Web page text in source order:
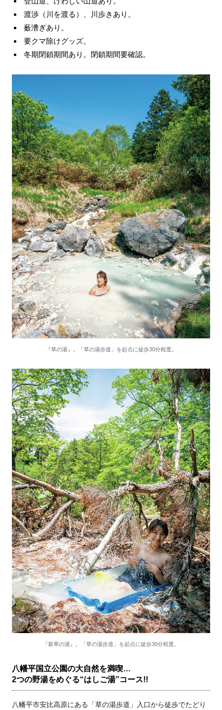
渡渉（川を渡る）、川歩きあり。
薮漕ぎあり。
要クマ除けグッズ。
冬期閉鎖期間あり。閉鎖期間要確認。
『草の湯』。「草の湯歩道」を起点に徒歩30分程度。
『新草の湯』。「草の湯歩道」を起点に徒歩30分程度。
八幡平国立公園の大自然を満喫…
2つの野湯をめぐる“はしご湯”コース!!
八幡平市安比高原にある「草の湯歩道」入口から徒歩でたどり